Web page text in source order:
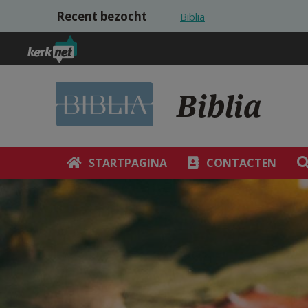
Overslaan en naar de inhoud gaan
Recent bezocht Biblia
Biblia
STARTPAGINA CONTACTEN